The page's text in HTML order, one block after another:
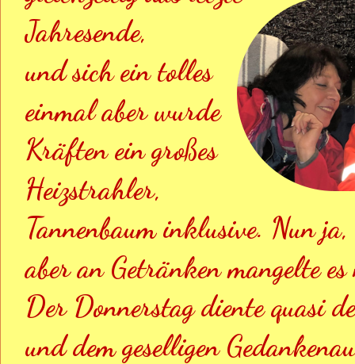
Jahresende,
und sich ein tolles
einmal aber wurde
Kräften ein großes
Heizstrahler,
Tannenbaum inklusive. Nun
aber an Getränken mangelte
Der Donnerstag diente quasi
und dem geselligen